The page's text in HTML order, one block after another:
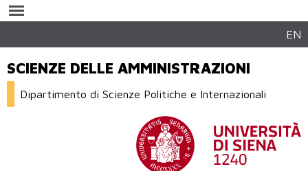
contenuto
EN
SCIENZE DELLE AMMINISTRAZIONI
Dipartimento di Scienze Politiche e Internazionali